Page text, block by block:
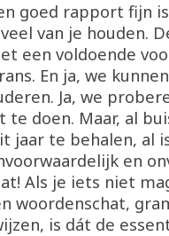
goed rapport fijn
van je houden.
een voldoende
En ja, we
Ja, we
doen. Maar, al
jaar te behalen, al
en
Als je iets niet
woordenschat,
is dát de